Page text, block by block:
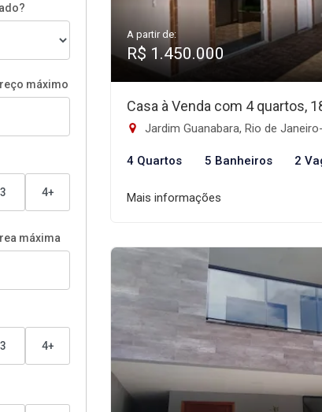
máximo
3 4+
máxima
3 4+
A partir de:
R$ 1.450.000
Casa à Venda com 4 quartos,
Jardim Guanabara, Rio de
4 Quartos 5 Banheiros 2
Mais informações